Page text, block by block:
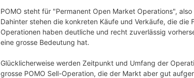
POMO steht für "Permanent Open Market Operations",
Dahinter stehen die konkreten Käufe und Verkäufe, die die
Operationen haben deutliche und recht zuverlässig
eine grosse Bedeutung hat.
Glücklicherweise werden Zeitpunkt und Umfang der
grosse POMO Sell-Operation, die der Markt aber gut